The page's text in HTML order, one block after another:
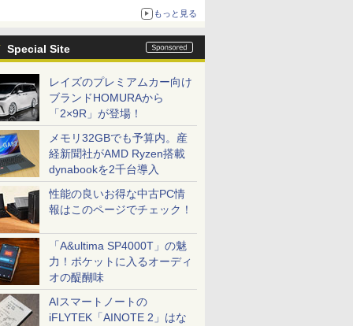
もっと見る
Special Site
レイズのプレミアムカー向け
ブランドHOMURAから
「2×9R」が登場！
メモリ32GBでも予算内。産
経新聞社がAMD Ryzen搭載
dynabookを2千台導入
性能の良いお得な中古PC情
報はこのページでチェック！
「A&ultima SP4000T」の魅
力！ポケットに入るオーディ
オの醍醐味
AIスマートノートの
iFLYTEK「AINOTE 2」はな